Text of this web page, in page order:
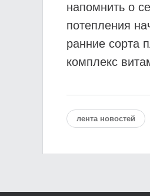
напомнить о
потепления
ранние сорта
комплекс
лента новостей